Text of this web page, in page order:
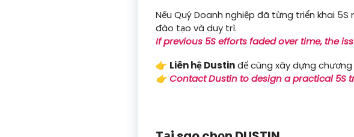
Nếu Quý Doanh nghiệp đã từng triển khai
đào tạo và duy trì.
If previous 5S efforts faded over time, the
👉 Liên hệ Dustinđể cùng xây dựng
👉 Contact Dustin to design a practical